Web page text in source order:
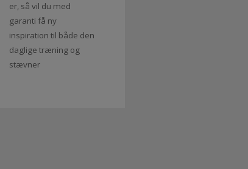
Uanset hvor dygtig du
er, så vil du med
garanti få ny
inspiration til både den
daglige træning og